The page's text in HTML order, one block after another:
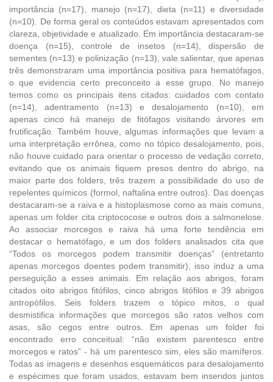
importância (n=17), manejo (n=17), dieta (n=11) e diversidade
(n=10). De forma geral os conteúdos estavam apresentados com
clareza, objetividade e atualizado. Em importância destacaram-se
doença (n=15), controle de insetos (n=14), dispersão de
sementes (n=13) e polinização (n=13), vale salientar, que apenas
três demonstraram uma importância positiva para hematófagos,
o que evidencia certo preconceito a esse grupo. No manejo
temos como os principais itens citados: cuidados com contato
(n=14), adentramento (n=13) e desalojamento (n=10), em
apenas cinco há manejo de fitófagos visitando árvores em
frutificação. Também houve, algumas informações que levam a
uma interpretação errônea, como no tópico desalojamento, pois,
não houve cuidado para orientar o processo de vedação correto,
evitando que os animais fiquem presos dentro do abrigo, na
maior parte dos folders, três trazem a possibilidade do uso de
repelentes químicos (formol, naftalina entre outros). Das doenças
destacaram-se a raiva e a histoplasmose como as mais comuns,
apenas um folder cita criptococose e outros dois a salmonelose.
Ao associar morcegos e raiva há uma forte tendência em
destacar o hematófago, e um dos folders analisados cita que
“Todos os morcegos podem transmitir doenças” (entretanto
apenas morcegos doentes podem transmitir), isso induz a uma
perseguição a esses animais. Em relação aos abrigos, foram
citados oito abrigos fitófilos, cinco abrigos litófilos e 39 abrigos
antropófilos. Seis folders trazem o tópico mitos, o qual
desmistifica informações que morcegos são ratos velhos com
asas, são cegos entre outros. Em apenas um folder foi
encontrado erro conceitual: “não existem parentesco entre
morcegos e ratos” - há um parentesco sim, eles são mamíferos.
Todas as imagens e desenhos esquemáticos para desalojamento
e espécimes que foram usados, estavam bem inseridos juntos